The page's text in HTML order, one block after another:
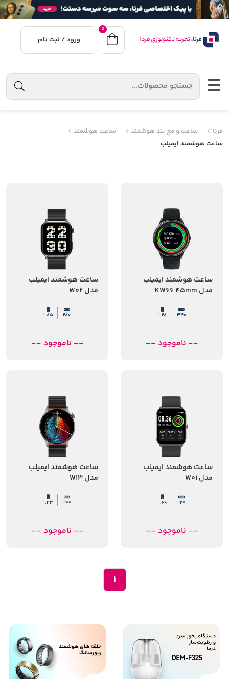
0
ورود / ثبت نام
فرنا ساعت و مچ بند هوشمند
ساعت هوشمند
ساعت هوشمند ایمیلب
ساعت هوشمند ایمیلب
مدل KW66 45mm
340
1.28
-- ناموجود --
ساعت هوشمند ایمیلب
مدل W02
280
1.85
-- ناموجود --
ساعت هوشمند ایمیلب
مدل W01
220
1.69
-- ناموجود --
ساعت هوشمند ایمیلب
مدل W13
300
1.43
-- ناموجود --
1